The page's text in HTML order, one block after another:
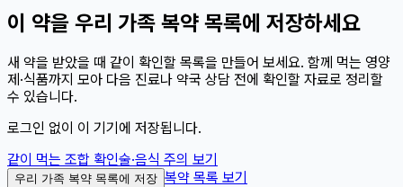
이 약을 우리 가족 복약 목록에 저장하세요
새 약을 받았을 때 같이 확인할 목록을 만들어 보세요. 함께 먹는 영양
제·식품까지 모아 다음 진료나 약국 상담 전에 확인할 자료로 정리할
수 있습니다.
로그인 없이 이 기기에 저장됩니다.
같이 먹는 조합 확인술·음식 주의 보기
우리 가족 복약 목록에 저장 복약 목록 보기